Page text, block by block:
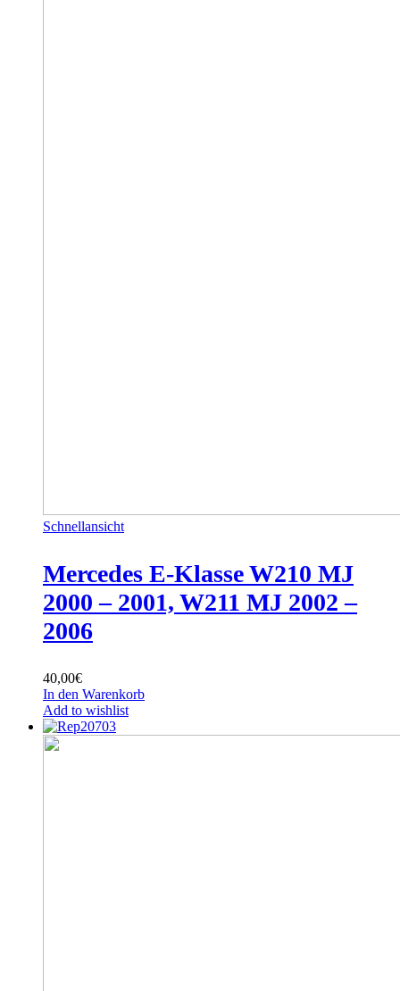
Schnellansicht
Mercedes E-Klasse W210 MJ
2000 – 2001, W211 MJ 2002 –
2006
40,00€
In den Warenkorb
Add to wishlist